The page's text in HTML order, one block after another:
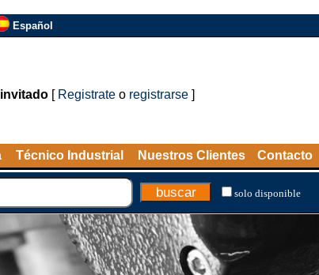
Español
[ Registrateo registrarse]
Técnico Industrial Nuestros Clientes Contacto
solo disponible